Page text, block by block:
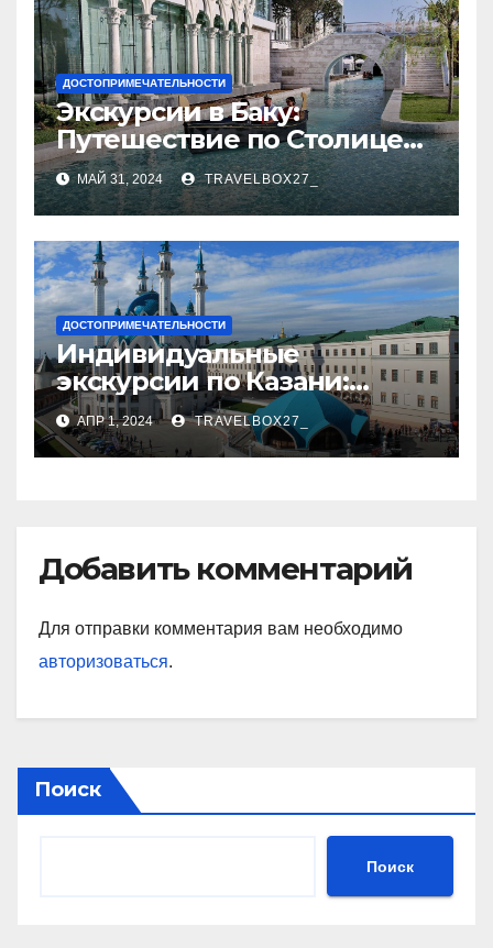
ДОСТОПРИМЕЧАТЕЛЬНОСТИ
Экскурсии в Баку:
Путешествие по Столице
Азербайджана
МАЙ 31, 2024 TRAVELBOX27_
ДОСТОПРИМЕЧАТЕЛЬНОСТИ
Индивидуальные
экскурсии по Казани:
откройте город с новой
стороны
АПР 1, 2024 TRAVELBOX27_
Добавить комментарий
Для отправки комментария вам необходимо
авторизоваться.
Поиск
Поиск